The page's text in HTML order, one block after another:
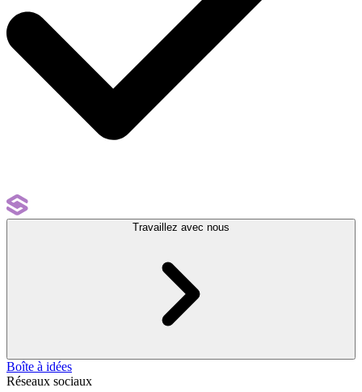
Travaillez avec nous
Boîte à idées
Réseaux sociaux